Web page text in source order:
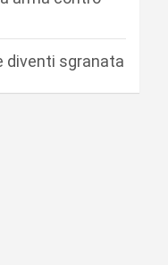
diventi sgranata